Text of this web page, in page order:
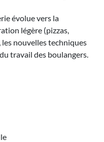
évolue vers la
légère (pizzas,
les nouvelles techniques
travail des boulangers.